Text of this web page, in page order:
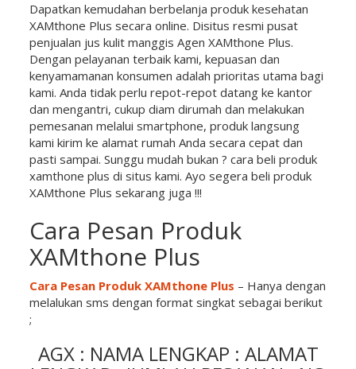
Dapatkan kemudahan berbelanja produk kesehatan
XAMthone Plus secara online. Disitus resmi pusat
penjualan jus kulit manggis Agen XAMthone Plus.
Dengan pelayanan terbaik kami, kepuasan dan
kenyamamanan konsumen adalah prioritas utama bagi
kami. Anda tidak perlu repot-repot datang ke kantor
dan mengantri, cukup diam dirumah dan melakukan
pemesanan melalui smartphone, produk langsung
kami kirim ke alamat rumah Anda secara cepat dan
pasti sampai. Sunggu mudah bukan ? cara beli produk
xamthone plus di situs kami. Ayo segera beli produk
XAMthone Plus sekarang juga !!!
Cara Pesan Produk
XAMthone Plus
Cara Pesan Produk XAMthone Plus – Hanya dengan
melalukan sms dengan format singkat sebagai berikut
;
AGX : NAMA LENGKAP : ALAMAT